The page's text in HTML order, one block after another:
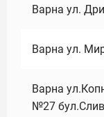
Варна ул.
Варна ул.
Варна
№27